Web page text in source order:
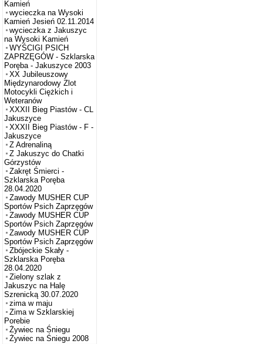
Kamień
wycieczka na Wysoki
Kamień Jesień 02.11.2014
wycieczka z Jakuszyc
na Wysoki Kamień
WYŚCIGI PSICH
ZAPRZĘGÓW - Szklarska
Poręba - Jakuszyce 2003
XX Jubileuszowy
Międzynarodowy Zlot
Motocykli Ciężkich i
Weteranów
XXXII Bieg Piastów - CL
Jakuszyce
XXXII Bieg Piastów - F -
Jakuszyce
Z Adrenaliną
Z Jakuszyc do Chatki
Górzystów
Zakręt Śmierci -
Szklarska Poręba
28.04.2020
Zawody MUSHER CUP
Sportów Psich Zaprzęgów
Zawody MUSHER CUP
Sportów Psich Zaprzęgów
Zawody MUSHER CUP
Sportów Psich Zaprzęgów
Zbójeckie Skały -
Szklarska Poręba
28.04.2020
Zielony szlak z
Jakuszyc na Halę
Szrenicką 30.07.2020
zima w maju
Zima w Szklarskiej
Porebie
Żywiec na Śniegu
Żywiec na Śniegu 2008